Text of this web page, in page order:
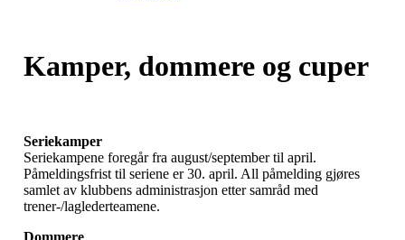
Kamper, dommere og cuper
Seriekamper
Seriekampene foregår fra august/september til april.
Påmeldingsfrist til seriene er 30. april. All påmelding gjøres
samlet av klubbens administrasjon etter samråd med
trener-/laglederteamene.
Dommere